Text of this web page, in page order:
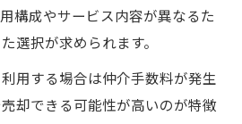
構成やサービス内容が異なるた
選択が求められます。
用する場合は仲介手数料が発生
却できる可能性が高いのが特徴